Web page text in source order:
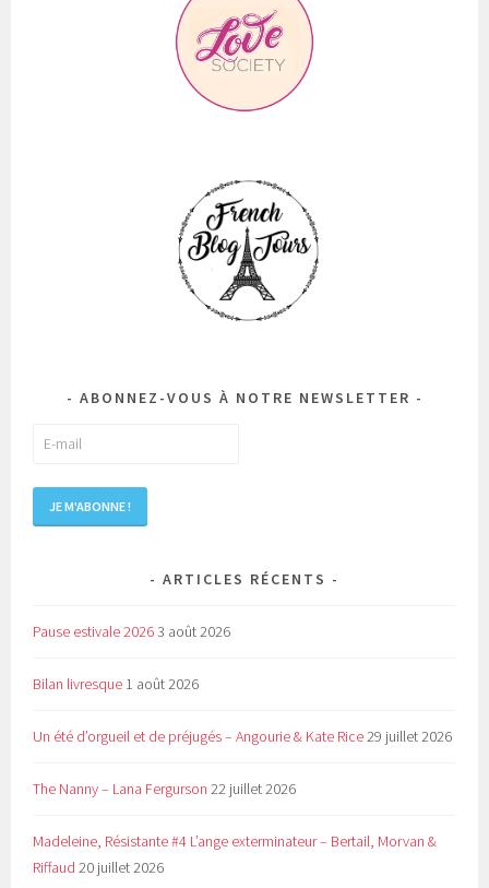
ABONNEZ-VOUS À NOTRE NEWSLETTER
ARTICLES RÉCENTS
Pause estivale 20263 août 2026
Bilan livresque 1 août 2026
Un été d’orgueil et de préjugés – Angourie & Kate Rice29 juillet 2026
The Nanny – Lana Fergurson 22 juillet 2026
Madeleine, Résistante #4 L’ange exterminateur – Bertail, Morvan &
Riffaud 20 juillet 2026